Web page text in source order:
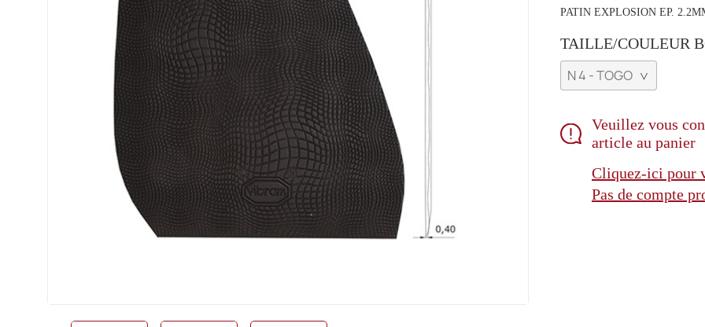
PATIN EXPLOSION EP.
TAILLE/COULEUR
Veuillez vous
article au panier
Cliquez-ici pour
Pas de compte